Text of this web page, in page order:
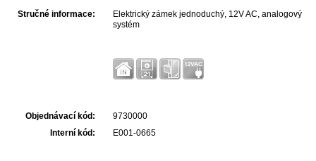
Stručné informace:
Elektrický zámek jednoduchý, 12V AC, analogový
systém
Objednávací kód:
9730000
Interní kód:
E001-0665